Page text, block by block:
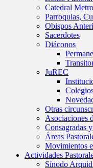
Catedral
Parroquias,
Obispos
Sacerdotes
Diáconos
JuREC
Otras
Asociaciones
Consagradas
Áreas
Movimientos
Actividades
Sínodo